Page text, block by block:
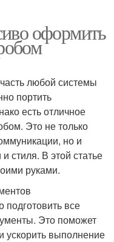
оформить
любой системы
портить
есть отличное
Это не только
но и
стиля. В этой статье
руками.
все
Это поможет
ускорить выполнение